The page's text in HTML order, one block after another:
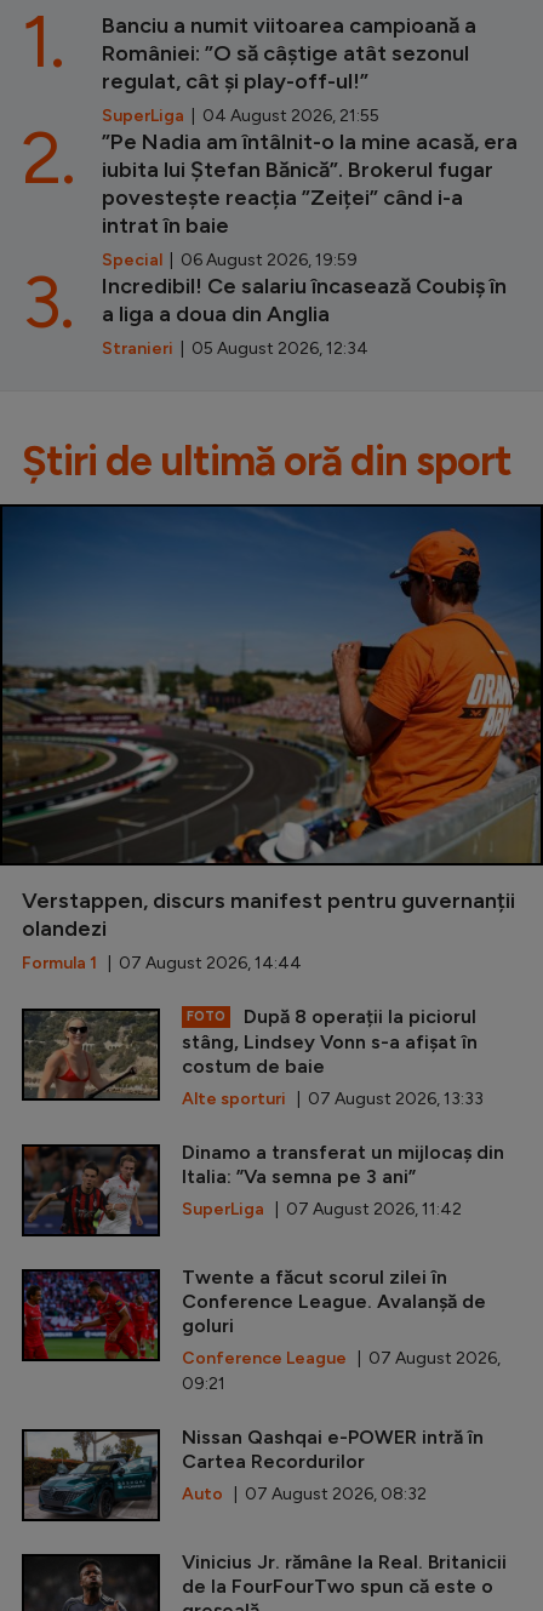
Banciu a numit viitoarea campioană a
României: ”O să câștige atât sezonul
regulat, cât și play-off-ul!”
SuperLiga | 04 August 2026, 21:55
1.
”Pe Nadia am întâlnit-o la mine acasă, era
iubita lui Ștefan Bănică”. Brokerul fugar
povestește reacția ”Zeiței” când i-a
intrat în baie
Special | 06 August 2026, 19:59
2.
Incredibil! Ce salariu încasează Coubiș în
a liga a doua din Anglia
Stranieri | 05 August 2026, 12:34
3.
Știri de ultimă oră din sport
Verstappen, discurs manifest pentru guvernanții
olandezi
Formula 1 | 07 August 2026, 14:44
FOTO
După 8 operații la piciorul
stâng, Lindsey Vonn s-a afișat în
costum de baie
Alte sporturi | 07 August 2026, 13:33
Dinamo a transferat un mijlocaș din
Italia: ”Va semna pe 3 ani”
SuperLiga | 07 August 2026, 11:42
Twente a făcut scorul zilei în
Conference League. Avalanșă de
goluri
Conference League | 07 August 2026,
09:21
Nissan Qashqai e-POWER intră în
Cartea Recordurilor
Auto | 07 August 2026, 08:32
Vinicius Jr. rămâne la Real. Britanicii
de la FourFourTwo spun că este o